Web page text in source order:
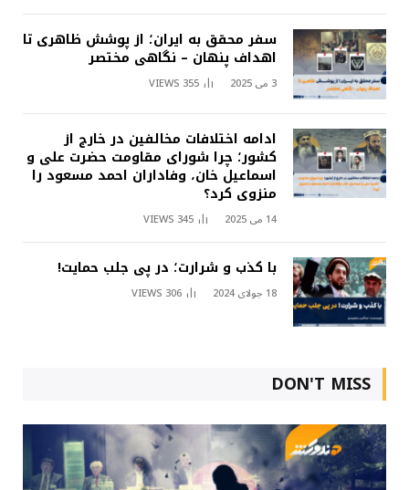
سفر محقق به ایران؛ از پوشش ظاهری تا
اهداف پنهان – نگاهی مختصر
3 می 2025 355
VIEWS
ادامه اختلافات مخالفین در خارج از
کشور؛ چرا شورای مقاومت حضرت علی و
اسماعیل خان، وفاداران احمد مسعود را
منزوی کرد؟
14 می 2025 345
VIEWS
با کذب و شرارت؛ در پی جلب حمایت!
18 جولای 2024 306
VIEWS
DON'T MISS